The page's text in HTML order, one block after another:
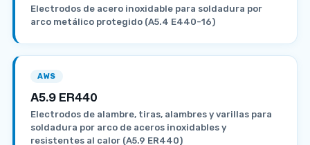
Electrodos de acero inoxidable para soldadura por
arco metálico protegido (A5.4 E440-16)
AWS
A5.9 ER440
Electrodos de alambre, tiras, alambres y varillas para
soldadura por arco de aceros inoxidables y
resistentes al calor (A5.9 ER440)